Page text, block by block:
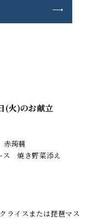
(火)のお献立
蒟蒻
ス 焼き野菜添え
ライスまたは琵琶マス